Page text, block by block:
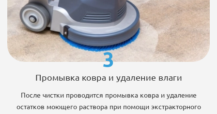
3
Промывка ковра и удаление влаги
После чистки проводится промывка ковра и удаление
остатков моющего раствора при помощи экстракторного